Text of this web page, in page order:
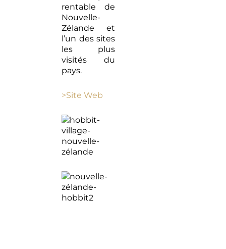
rentable de
Nouvelle-
Zélande et
l’un des sites
les plus
visités du
pays.
>Site Web